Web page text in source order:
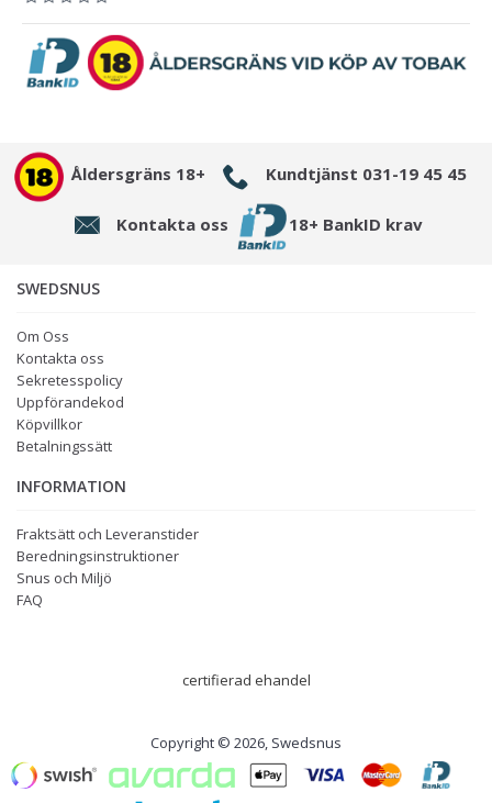
Åldersgräns 18+ Kundtjänst 031-19 45 45
Kontakta oss 18+ BankID krav
SWEDSNUS
Om Oss
Kontakta oss
Sekretesspolicy
Uppförandekod
Köpvillkor
Betalningssätt
INFORMATION
Fraktsätt och Leveranstider
Beredningsinstruktioner
Snus och Miljö
FAQ
certifierad ehandel
Copyright © 2026, Swedsnus